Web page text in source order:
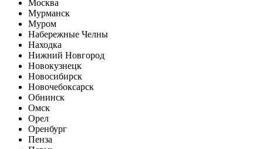
Москва
Мурманск
Муром
Набережные Челны
Находка
Нижний Новгород
Новокузнецк
Новосибирск
Новочебоксарск
Обнинск
Омск
Орел
Оренбург
Пенза